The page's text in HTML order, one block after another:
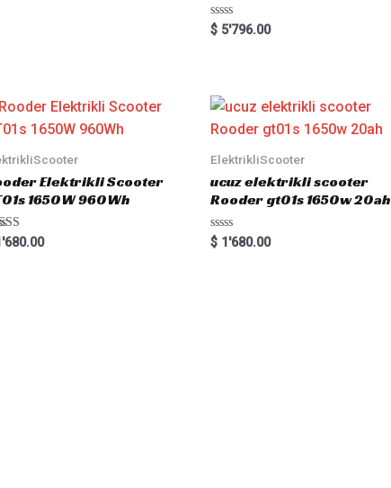
R
a
o
u
t
o
5
$ 5'796.00
Elektrikli Scooter
1650W 960Wh
ElektrikliScooter
ucuz elektrikli scooter
Rooder gt01s 1650w 20ah
R
a
$ 1'680.00